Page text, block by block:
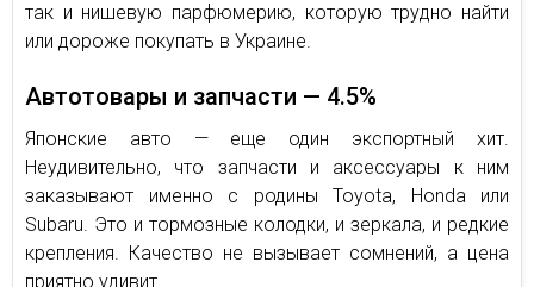
так и нишевую парфюмерию, которую трудно найти
или дороже покупать в Украине.
Автотовары и запчасти — 4.5%
Японские авто — еще один экспортный хит.
Неудивительно, что запчасти и аксессуары к ним
заказывают именно с родины Toyota, Honda или
Subaru. Это и тормозные колодки, и зеркала, и редкие
крепления. Качество не вызывает сомнений, а цена
приятно удивит.